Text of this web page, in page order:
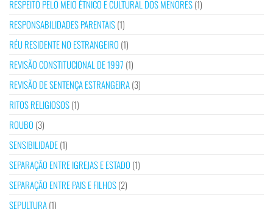
RESPEITO PELO MEIO ÉTNICO E CULTURAL DOS MENORES(1)
RESPONSABILIDADES PARENTAIS(1)
RÉU RESIDENTE NO ESTRANGEIRO (1)
REVISÃO CONSTITUCIONAL DE 1997 (1)
REVISÃO DE SENTENÇA ESTRANGEIRA(3)
RITOS RELIGIOSOS(1)
ROUBO (3)
SENSIBILIDADE(1)
SEPARAÇÃO ENTRE IGREJAS E ESTADO (1)
SEPARAÇÃO ENTRE PAIS E FILHOS(2)
SEPULTURA(1)